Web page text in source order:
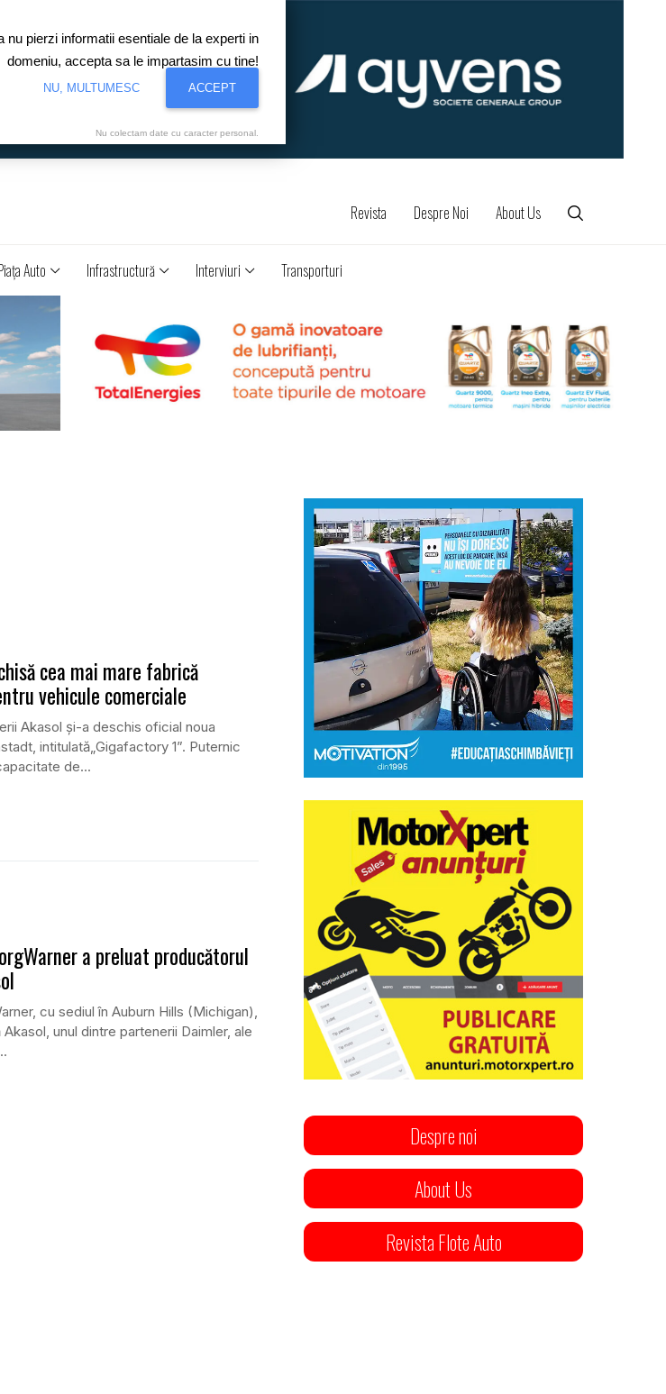
Revista Despre Noi About Us
Auto Infrastructură Interviuri Transporturi
cea mai mare fabrică
vehicule comerciale
Akasol și-a deschis oficial noua
intitulată„Gigafactory 1”. Puternic
de...
a preluat producătorul
cu sediul în Auburn Hills (Michigan),
unul dintre partenerii Daimler, ale
Despre noi
About Us
Revista Flote Auto
nu pierzi informatii esentiale de la experti in
domeniu, accepta sa le impartasim cu tine!
NU, MULTUMESC ACCEPT
Nu colectam date cu caracter personal.